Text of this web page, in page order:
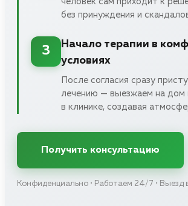
без принуждения и
3
Начало терапии в
условиях
После согласия сразу
лечению — выезжаем на дом
в клинике, создавая
Получить консультацию
Конфиденциально • Работаем 24/7 • Выезд